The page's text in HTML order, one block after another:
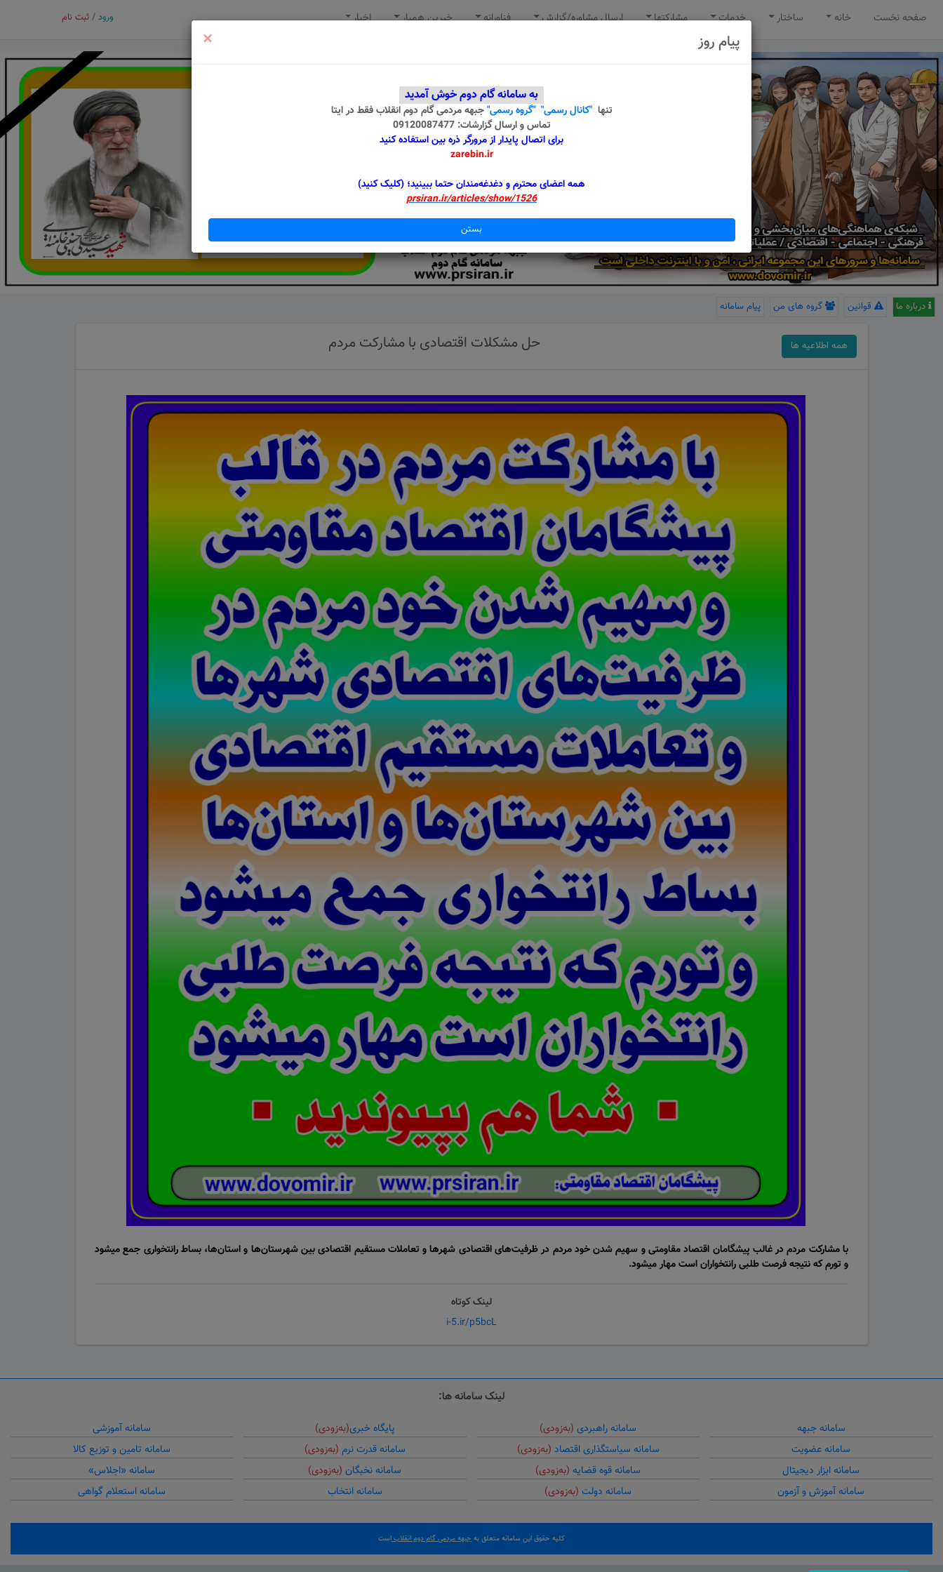
صفحه نخست خانه ساختار خدمات مشارکتها ارسال مشاوره/گزارش فناورانه خیرین همیار اخبار ورود / ثبت نام
درباره ما قوانین گروه های من پیام سامانه
همه اطلاعیه ها حل مشکلات اقتصادی با مشارکت مردم
با مشارکت مردم در غالب پیشگامان اقتصاد مقاومتی و سهیم شدن خود مردم در ظرفیت‌های اقتصادی شهرها و تعاملات مستقیم اقتصادی بین شهرستان‌ها و استان‌ها، بساط رانتخواری جمع میشود
و تورم که نتیجه فرصت طلبی رانتخواران است مهار میشود.
لینک کوتاه
i-5.ir/p5bcL
لینک سامانه ها:
سامانه جبهه
سامانه عضویت
سامانه ابزار دیجیتال
سامانه آموزش و آزمون
سامانه راهبردی (به‌زودی)
سامانه سیاستگذاری اقتصاد (به‌زودی)
سامانه قوه قضایه (به‌زودی)
سامانه دولت (به‌زودی)
پایگاه خبری(به‌زودی)
سامانه قدرت نرم (به‌زودی)
سامانه نخبگان (به‌زودی)
سامانه انتخاب
سامانه آموزشی
سامانه تامین و توزیع کالا
سامانه «اجلاس»
سامانه استعلام گواهی
کلیه حقوق این سامانه متعلق به جبهه مردمی گام دوم انقلاباست
پیام روز ×
به سامانه گام دوم خوش آمدید
تنها"کانال رسمی" "گروه رسمی"جبهه مردمی گام دوم انقلابفقط در ایتا
تماس و ارسال گزارشات: 09120087477
برای اتصال پایدار از مرورگر ذره بین استفاده کنید
zarebin.ir
همه اعضای محترم و دغدغه‌مندان حتما ببینید؛ (کلیک کنید)
prsiran.ir/articles/show/1526
بستن